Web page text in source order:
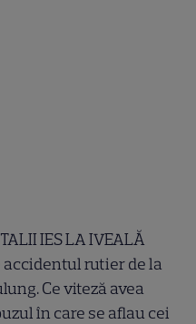
IES LA IVEALĂ
accidentul rutier de la
Ce viteză avea
în care se aflau cei